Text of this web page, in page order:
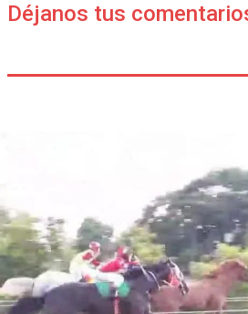
Déjanos tus